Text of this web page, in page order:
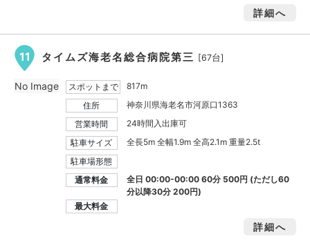
詳細へ
11 タイムズ海老名総合病院第三 [67台]
スポットまで
817m
住所
神奈川県海老名市河原口1363
営業時間
24時間入出庫可
駐車サイズ
全長5m 全幅1.9m 全高2.1m 重量2.5t
駐車場形態
通常料金
全日 00:00-00:00 60分 500円 (ただし60
分以降30分 200円)
最大料金
詳細へ
No Image